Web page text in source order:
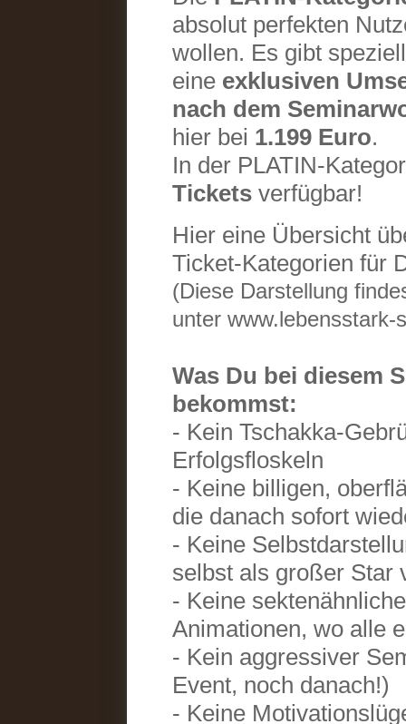
absolut perfekten
wollen. Es gibt
eine exklusiven
nach dem
hier bei 1.199 Euro.
In der PLATIN-
Tickets verfügbar!
Hier eine Übersicht
Ticket-Kategorien für
(Diese Darstellung
unter www.lebensstark-
Was Du bei diesem
bekommst:
- Kein Tschakka-
Erfolgsfloskeln
- Keine billigen,
die danach sofort
- Keine
selbst als großer Star
- Keine
Animationen, wo alle
- Kein aggressiver
Event, noch danach!)
- Keine